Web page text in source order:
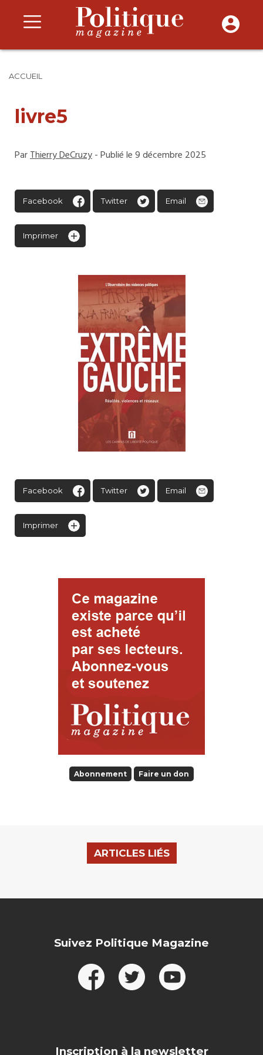
ACCUEIL
livre5
ParThierry DeCruzy- Publié le 9 décembre 2025
Facebook Twitter Email
Imprimer
Facebook Twitter Email
Imprimer
Abonnement Faire un don
ARTICLES LIÉS
Suivez Politique Magazine
Inscription à la newsletter